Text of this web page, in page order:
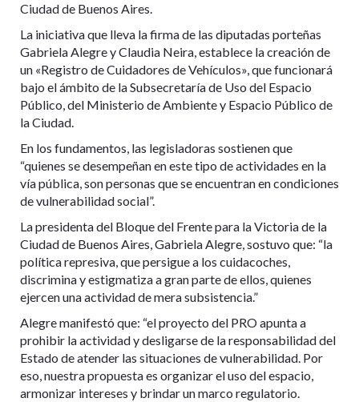
Ciudad de Buenos Aires.
La iniciativa que lleva la firma de las diputadas porteñas
Gabriela Alegre y Claudia Neira, establece la creación de
un «Registro de Cuidadores de Vehículos», que funcionará
bajo el ámbito de la Subsecretaría de Uso del Espacio
Público, del Ministerio de Ambiente y Espacio Público de
la Ciudad.
En los fundamentos, las legisladoras sostienen que
“quienes se desempeñan en este tipo de actividades en la
vía pública, son personas que se encuentran en condiciones
de vulnerabilidad social”.
La presidenta del Bloque del Frente para la Victoria de la
Ciudad de Buenos Aires, Gabriela Alegre, sostuvo que: “la
política represiva, que persigue a los cuidacoches,
discrimina y estigmatiza a gran parte de ellos, quienes
ejercen una actividad de mera subsistencia.”
Alegre manifestó que: “el proyecto del PRO apunta a
prohibir la actividad y desligarse de la responsabilidad del
Estado de atender las situaciones de vulnerabilidad. Por
eso, nuestra propuesta es organizar el uso del espacio,
armonizar intereses y brindar un marco regulatorio.